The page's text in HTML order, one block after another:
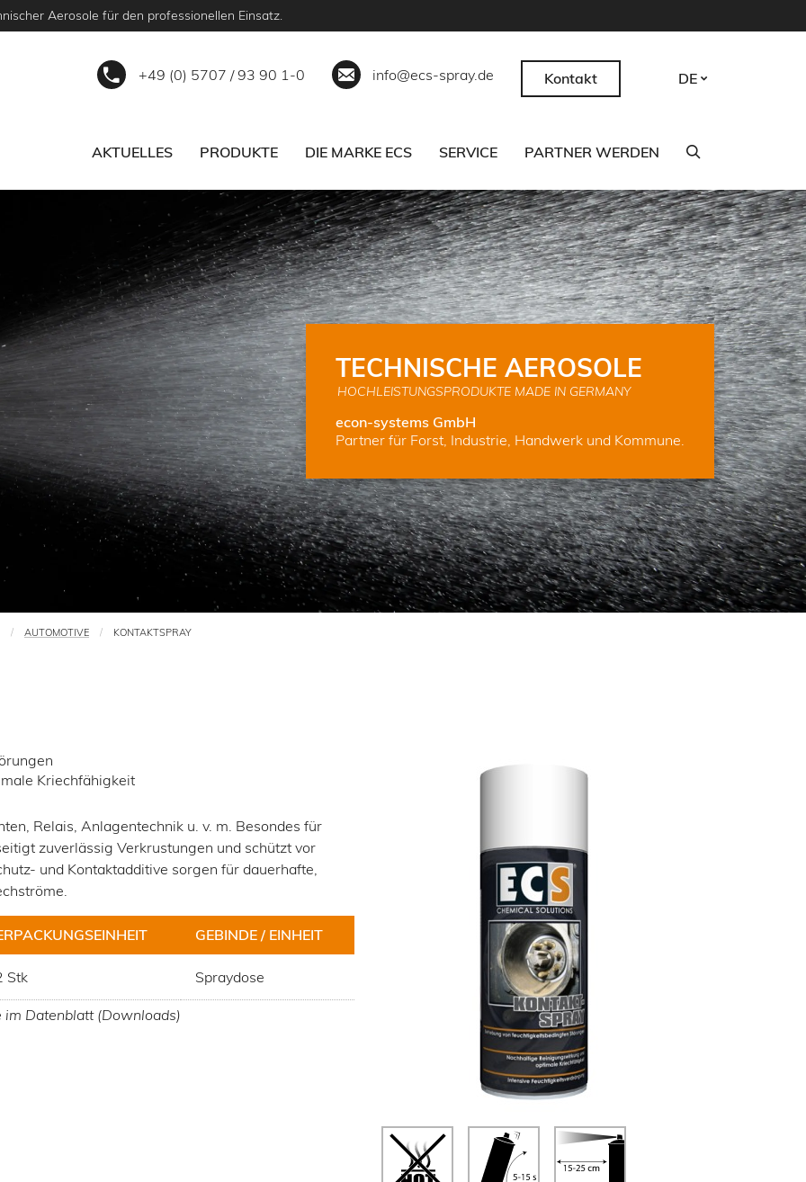
Aerosole für den professionellen Einsatz.
+49 (0) 5707 / 93 90 1-0 info@ecs-spray.de Kontakt DE
AKTUELLES PRODUKTE DIE MARKE ECS SERVICE PARTNER WERDEN
PARTNER WERDEN
TECHNISCHE AEROSOLE
HOCHLEISTUNGSPRODUKTE MADE IN GERMANY
econ-systems GmbH
Partner für Forst, Industrie, Handwerk und Kommune.
AUTOMOTIVE KONTAKTSPRAY
Kriechfähigkeit
Relais, Anlagentechnik u. v. m. Besondes für
zuverlässig Verkrustungen und schützt vor
und Kontaktadditive sorgen für dauerhafte,
GEBINDE / EINHEIT
Stk Spraydose
Datenblatt (Downloads)